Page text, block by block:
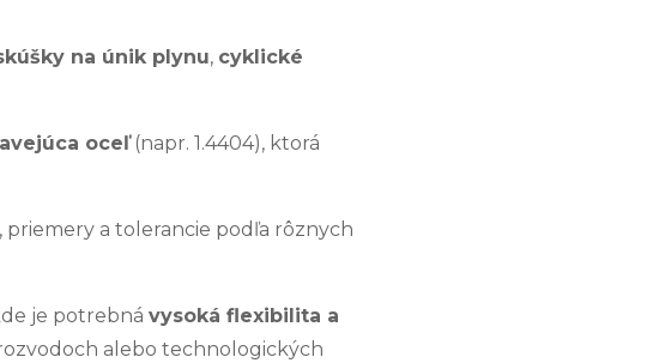
na únik plynu, cyklické
oceľ(napr. 1.4404), ktorá
a tolerancie podľa rôznych
je potrebná vysoká flexibilita a
alebo technologických